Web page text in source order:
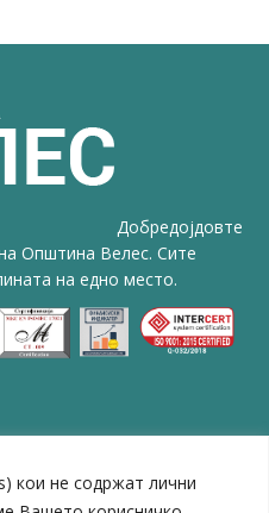
кои не содржат лични
Добредојдовте
Општина Велес. Сите
на едно место.
на локална самоуправа